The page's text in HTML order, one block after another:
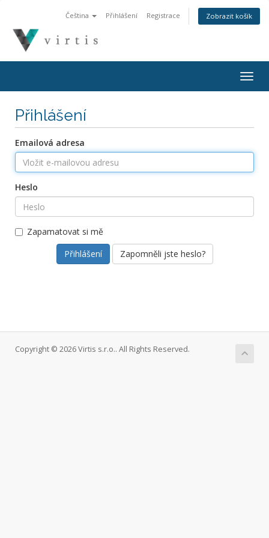
Čeština Přihlášení Registrace Zobrazit košík
Přihlášení
Emailová adresa
Heslo
Zapamatovat si mě
Zapomněli jste heslo?
Copyright © 2026 Virtis s.r.o.. All Rights Reserved.